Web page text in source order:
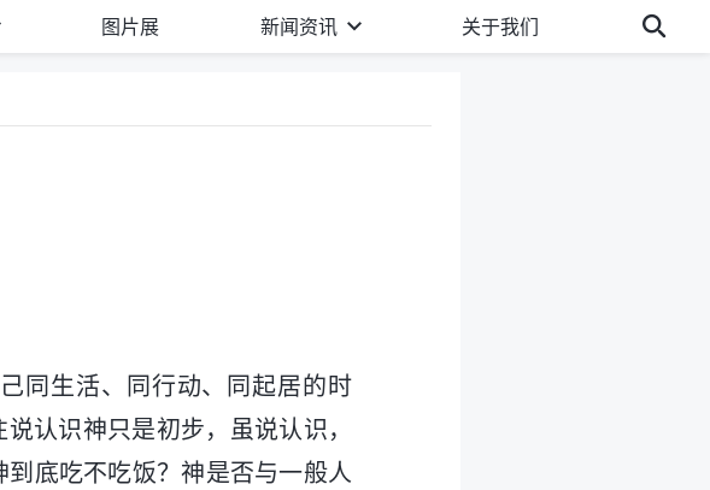
图片展 新闻资讯 关于我们
同生活、同行动、同起居的时
认识神只是初步，虽说认识，
底吃不吃饭？神是否与一般人